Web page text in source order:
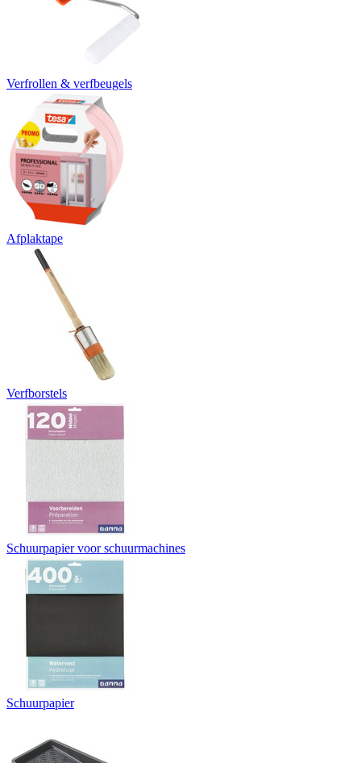
Verfrollen & verfbeugels
Afplaktape
Verfborstels
Schuurpapier voor schuurmachines
Schuurpapier